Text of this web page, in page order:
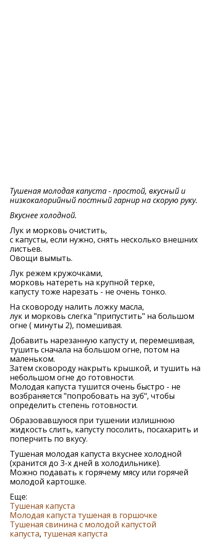
Тушеная молодая капуста - простой, вкусный и
низкокалорийный постный гарнир на скорую руку.
Вкуснее холодной.
Лук и морковь очистить,
с капусты, если нужно, снять несколько внешних
листьев.
Овощи вымыть.
Лук режем кружочками,
морковь натереть на крупной терке,
капусту тоже нарезать - не очень тонко.
На сковороду налить ложку масла,
лук и морковь слегка "припустить" на большом
огне ( минуты 2), помешивая.
Добавить нарезанную капусту и, перемешивая,
тушить сначала на большом огне, потом на
маленьком.
Затем сковороду накрыть крышкой, и тушить на
небольшом огне до готовности.
Молодая капуста тушится очень быстро - не
возбраняется "попробовать на зуб", чтобы
определить степень готовности.
Образовавшуюся при тушении излишнюю
жидкость слить, капусту посолить, посахарить и
поперчить по вкусу.
Тушеная молодая капуста вкуснее холодной
(хранится до 3-х дней в холодильнике).
Можно подавать к горячему мясу или горячей
молодой картошке.
Еще:
Тушеная капуста
Молодая капуста тушеная в горшочке
Тушеная свинина с молодой капустой
капуста, тушеная капуста